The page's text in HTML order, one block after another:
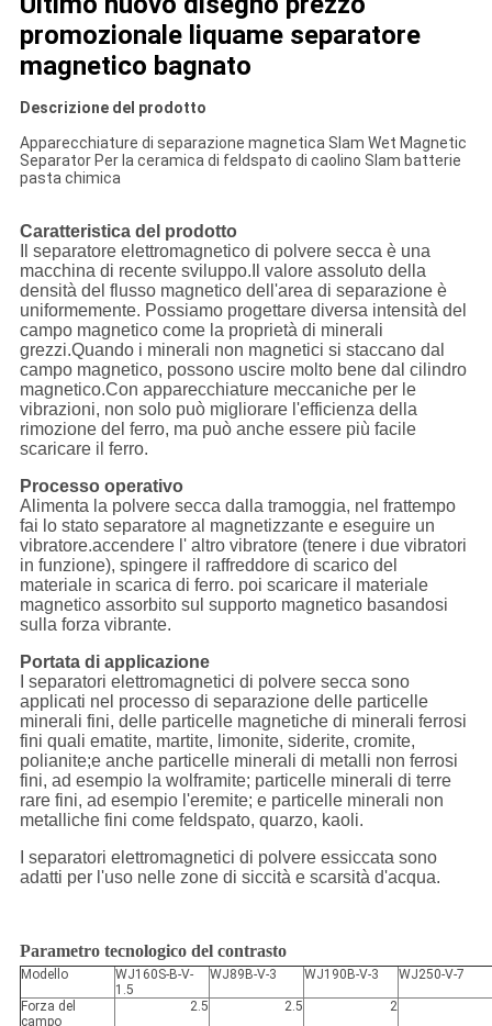
promozionale liquame separatore
magnetico bagnato
Descrizione del prodotto
Apparecchiature di separazione magnetica Slam Wet Magnetic
Separator Per la ceramica di feldspato di caolino Slam batterie
pasta chimica
Caratteristica del prodotto
Il separatore elettromagnetico di polvere secca è una
macchina di recente sviluppo.Il valore assoluto della
densità del flusso magnetico dell'area di separazione è
uniformemente. Possiamo progettare diversa intensità del
campo magnetico come la proprietà di minerali
grezzi.Quando i minerali non magnetici si staccano dal
campo magnetico, possono uscire molto bene dal cilindro
magnetico.Con apparecchiature meccaniche per le
vibrazioni, non solo può migliorare l'efficienza della
rimozione del ferro, ma può anche essere più facile
scaricare il ferro.
Processo operativo
Alimenta la polvere secca dalla tramoggia, nel frattempo
fai lo stato separatore al magnetizzante e eseguire un
vibratore.accendere l' altro vibratore (tenere i due vibratori
in funzione), spingere il raffreddore di scarico del
materiale in scarica di ferro. poi scaricare il materiale
magnetico assorbito sul supporto magnetico basandosi
sulla forza vibrante.
Portata di applicazione
I separatori elettromagnetici di polvere secca sono
applicati nel processo di separazione delle particelle
minerali fini, delle particelle magnetiche di minerali ferrosi
fini quali ematite, martite, limonite, siderite, cromite,
polianite;e anche particelle minerali di metalli non ferrosi
fini, ad esempio la wolframite; particelle minerali di terre
rare fini, ad esempio l'eremite; e particelle minerali non
metalliche fini come feldspato, quarzo, kaoli.
I separatori elettromagnetici di polvere essiccata sono
adatti per l'uso nelle zone di siccità e scarsità d'acqua.
Parametro tecnologico del contrasto
Modello
WJ160S-B-V-
1.5
WJ89B-V-3 WJ190B-V-3 WJ250-V-7
Forza del
campo
2.5 2.5 2